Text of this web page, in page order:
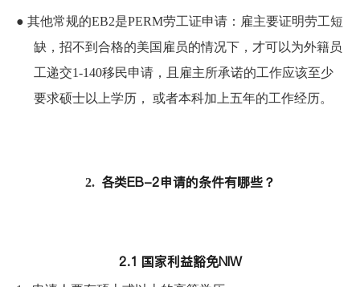
● 其他常规的EB2是PERM劳工证申请：雇主要证明劳工短
缺，招不到合格的美国雇员的情况下，才可以为外籍员
工递交1-140移民申请，且雇主所承诺的工作应该至少
要求硕士以上学历， 或者本科加上五年的工作经历。
2. 各类EB-2申请的条件有哪些？
2.1 国家利益豁免NIW